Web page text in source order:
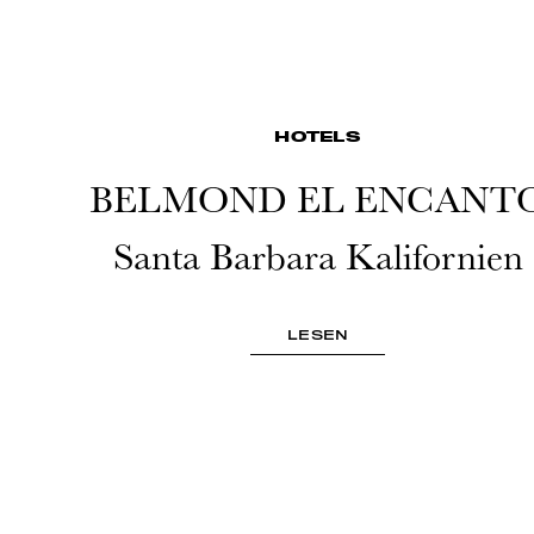
HOTELS
BELMOND EL
Santa Barbara Kalifornien
LESEN